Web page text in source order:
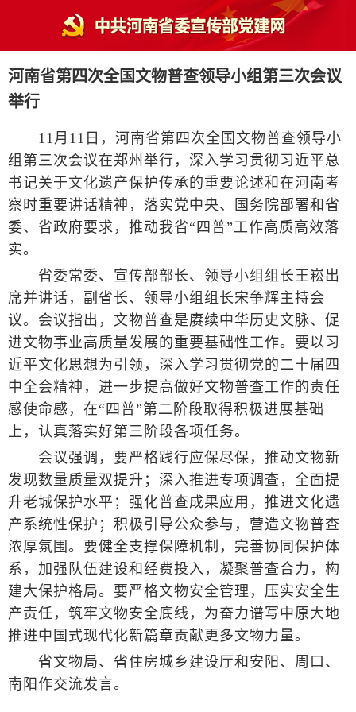
河南省第四次全国文物普查领导小组第三次会议
举行
11月11日，河南省第四次全国文物普查领导小
组第三次会议在郑州举行，深入学习贯彻习近平总
书记关于文化遗产保护传承的重要论述和在河南考
察时重要讲话精神，落实党中央、国务院部署和省
委、省政府要求，推动我省“四普”工作高质高效落
实。
省委常委、宣传部部长、领导小组组长王崧出
席并讲话，副省长、领导小组组长宋争辉主持会
议。会议指出，文物普查是赓续中华历史文脉、促
进文物事业高质量发展的重要基础性工作。要以习
近平文化思想为引领，深入学习贯彻党的二十届四
中全会精神，进一步提高做好文物普查工作的责任
感使命感，在“四普”第二阶段取得积极进展基础
上，认真落实好第三阶段各项任务。
会议强调，要严格践行应保尽保，推动文物新
发现数量质量双提升；深入推进专项调查，全面提
升老城保护水平；强化普查成果应用，推进文化遗
产系统性保护；积极引导公众参与，营造文物普查
浓厚氛围。要健全支撑保障机制，完善协同保护体
系，加强队伍建设和经费投入，凝聚普查合力，构
建大保护格局。要严格文物安全管理，压实安全生
产责任，筑牢文物安全底线，为奋力谱写中原大地
推进中国式现代化新篇章贡献更多文物力量。
省文物局、省住房城乡建设厅和安阳、周口、
南阳作交流发言。